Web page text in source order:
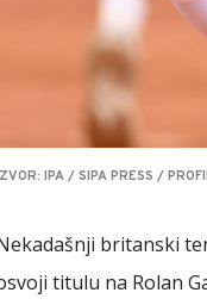
IPA / SIPA PRESS /
britanski
titulu na Rolan